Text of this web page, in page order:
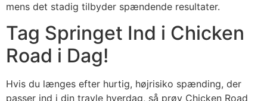
mens det stadig tilbyder spændende resultater.
Tag Springet Ind i Chicken
Road i Dag!
Hvis du længes efter hurtig, højrisiko spænding, der
passer ind i din travle hverdag, så prøv Chicken Road